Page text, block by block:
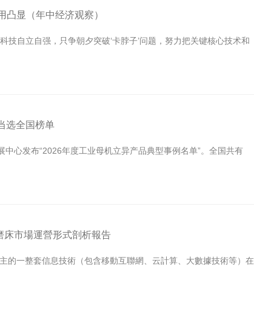
凸显（年中经济观察）
技自立自强，只争朝夕突破‘卡脖子’问题，努力把关键核心技术和
选全国榜单
中心发布“2026年度工业母机立异产品典型事例名单”。全国共有
床市場運營形式剖析報告
的一整套信息技術（包含移動互聯網、云計算、大數據技術等）在